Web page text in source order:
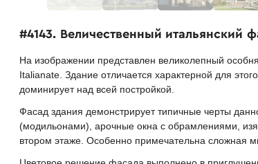
#4143. Величественный итальянский
На изображении представлен великолепный
Italianate. Здание отличается характерной для
доминирует над всей постройкой.
Фасад здания демонстрирует типичные черты
(модильонами), арочные окна с обрамлениями,
втором этаже. Особенно примечательна сложная